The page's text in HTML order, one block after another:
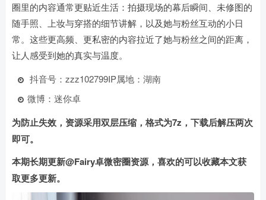
圈里的内容通常更贴近生活：拍摄现场的幕后瞬间、未修图的
随手照、上妆与穿搭的细节讲解，以及她与粉丝互动的小日
常。这些更高频、更私密的内容拉近了她与粉丝之间的距离，
让人感受到她的真实与温度。
抖音号：zzz102799IP属地：湖南
微博：迷你卓
为防止失效，资源采用双层压缩，格式为7z，下载后解压两次
即可。
本期长期更新@Fairy卓微密圈资源，喜欢的可以收藏本文获
取更多更新。